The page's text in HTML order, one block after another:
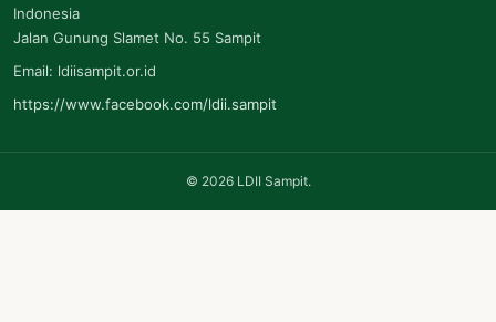
Indonesia
Jalan Gunung Slamet No. 55 Sampit
Email: ldiisampit.or.id
https://www.facebook.com/ldii.sampit
© 2026LDII Sampit.